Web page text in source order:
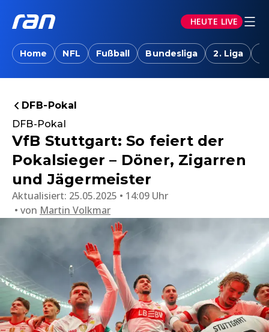
HEUTE LIVE
Home NFL Fußball Bundesliga 2. Liga
DFB-Pokal
DFB-Pokal
VfB Stuttgart: So feiert der
Pokalsieger – Döner, Zigarren
und Jägermeister
Aktualisiert: 25.05.2025 • 14:09 Uhr
von Martin Volkmar